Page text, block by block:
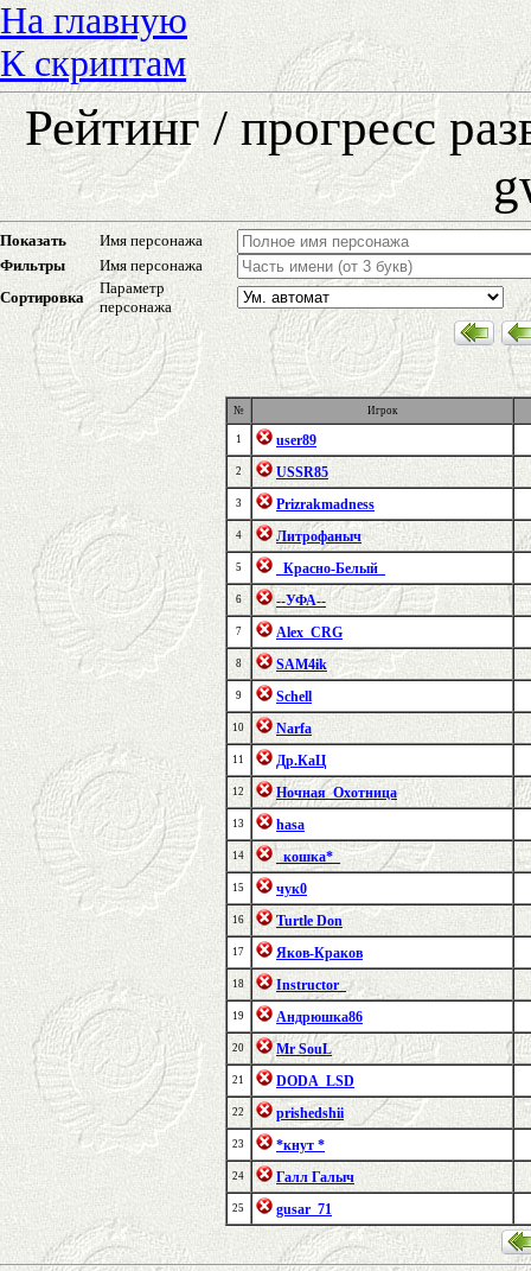
На главную
К скриптам
Рейтинг / прогресс
Показать
Имя персонажа
Фильтры
Имя персонажа
Сортировка
Параметр
персонажа
№ Игрок
1 user89
2 USSR85
3 Prizrakmadness
4 Литрофаныч
5 _Красно-Белый_
6 --УФА--
7 Alex_CRG
8 SAM4ik
9 Schell
10 Narfa
11 Др.КаЦ
12 Ночная_Охотница
13 hasa
14 _кошка*_
15 чук0
16 Turtle Don
17 Яков-Краков
18 Instructor_
19 Андрюшка86
20 Mr SouL
21 DODA_LSD
22 prishedshii
23 *кнут *
24 Галл Галыч
25 gusar_71